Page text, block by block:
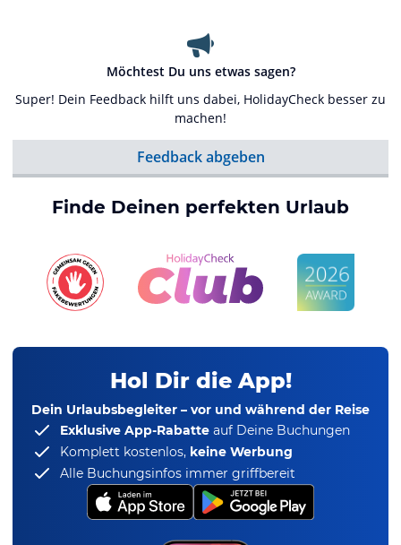
Möchtest Du uns etwas sagen?
Super! Dein Feedback hilft uns dabei, HolidayCheck besser zu
machen!
Feedback abgeben
Finde Deinen perfekten Urlaub
Hol Dir die App!
Dein Urlaubsbegleiter – vor und während der Reise
Exklusive App-Rabatte auf Deine Buchungen
Komplett kostenlos, keine Werbung
Alle Buchungsinfos immer griffbereit